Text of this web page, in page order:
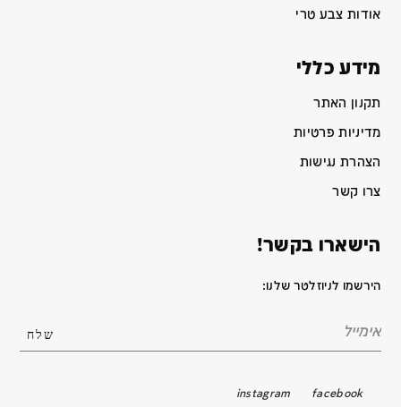
אודות צבע טרי
מידע כללי
תקנון האתר
מדיניות פרטיות
הצהרת נגישות
צרו קשר
הישארו בקשר!
הירשמו לניוזלטר שלנו:
facebook
instagram